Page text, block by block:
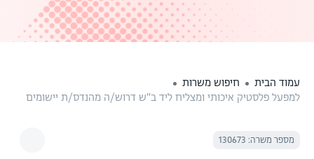
עמוד הבית
חיפוש משרות
למפעל פלסטיק איכותי ומצליח ליד ב"ש דרוש/ה מהנדס/ת יישומים
מספר משרה: 130673